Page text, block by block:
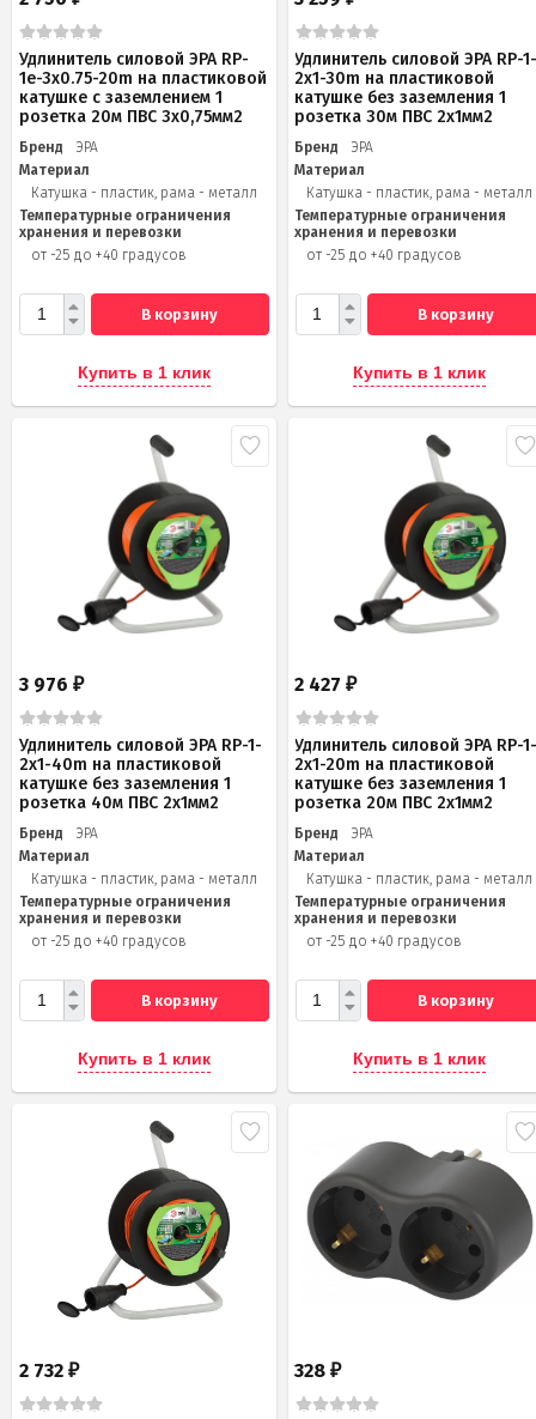
Удлинитель силовой ЭРА RP-
1e-3х0.75-20m на пластиковой
катушке c заземлением 1
розетка 20м ПВС 3х0,75мм2
Бренд
ЭРА
Материал
Катушка - пластик, рама - металл
Температурные ограничения
хранения и перевозки
от -25 до +40 градусов
В корзину
Купить в 1 клик
Удлинитель силовой ЭРА RP-
2x1-30m на пластиковой
катушке без заземления 1
розетка 30м ПВС 2x1мм2
Бренд
ЭРА
Материал
Катушка - пластик, рама - металл
Температурные ограничения
хранения и перевозки
от -25 до +40 градусов
В корзину
Купить в 1 клик
3 976 ₽
Удлинитель силовой ЭРА RP-1-
2x1-40m на пластиковой
катушке без заземления 1
розетка 40м ПВС 2x1мм2
Бренд
ЭРА
Материал
Катушка - пластик, рама - металл
Температурные ограничения
хранения и перевозки
от -25 до +40 градусов
В корзину
Купить в 1 клик
2 427₽
Удлинитель силовой ЭРА RP-
2x1-20m на пластиковой
катушке без заземления 1
розетка 20м ПВС 2х1мм2
Бренд
ЭРА
Материал
Катушка - пластик, рама - металл
Температурные ограничения
хранения и перевозки
от -25 до +40 градусов
В корзину
Купить в 1 клик
2 732 ₽ 328₽